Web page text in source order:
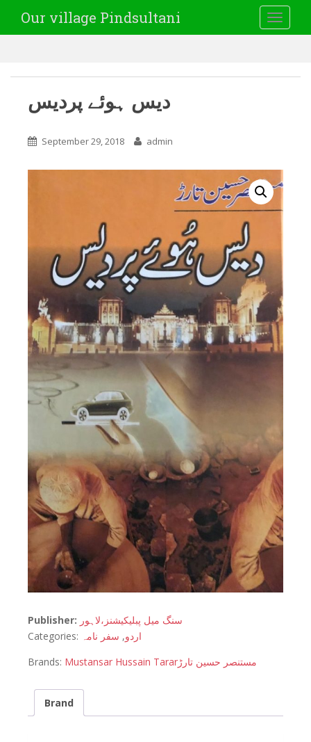
Our village Pindsultani
دیس ہوئے پردیس
September 29, 2018 admin
Publisher: سنگ میل پبلیکیشنز،لاہور
Categories:
اردو, سفر نامہ
Brands: Mustansar Hussain Tararمستنصر حسین تارڑ
Brand